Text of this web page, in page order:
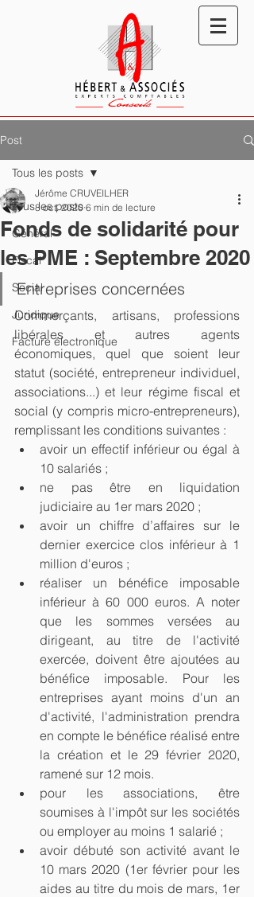
Post
Tous les posts
Général
Fiscal
Social
Juridique
Facture électronique
Tous les posts
Fonds de solidarité pour
les PME : Septembre 2020
Jérôme CRUVEILHER
8 oct. 2020 6 min de lecture
Entreprises concernées
Commerçants, artisans, professions
libérales et autres agents
économiques, quel que soient leur
statut (société, entrepreneur individuel,
associations...) et leur régime fiscal et
social (y compris micro-entrepreneurs),
remplissant les conditions suivantes :
avoir un effectif inférieur ou égal à
10 salariés ;
ne pas être en liquidation
judiciaire au 1er mars 2020 ;
avoir un chiffre d’affaires sur le
dernier exercice clos inférieur à 1
million d'euros ;
réaliser un bénéfice imposable
inférieur à 60 000 euros. A noter
que les sommes versées au
dirigeant, au titre de l'activité
exercée, doivent être ajoutées au
bénéfice imposable. Pour les
entreprises ayant moins d'un an
d'activité, l'administration prendra
en compte le bénéfice réalisé entre
la création et le 29 février 2020,
ramené sur 12 mois.
pour les associations, être
soumises à l'impôt sur les sociétés
ou employer au moins 1 salarié ;
avoir débuté son activité avant le
10 mars 2020 (1er février pour les
aides au titre du mois de mars, 1er